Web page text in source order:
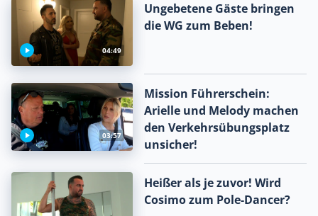
04:49
Ungebetene Gäste bringen
die WG zum Beben!
03:57
Mission Führerschein:
Arielle und Melody machen
den Verkehrsübungsplatz
unsicher!
Heißer als je zuvor! Wird
Cosimo zum Pole-Dancer?